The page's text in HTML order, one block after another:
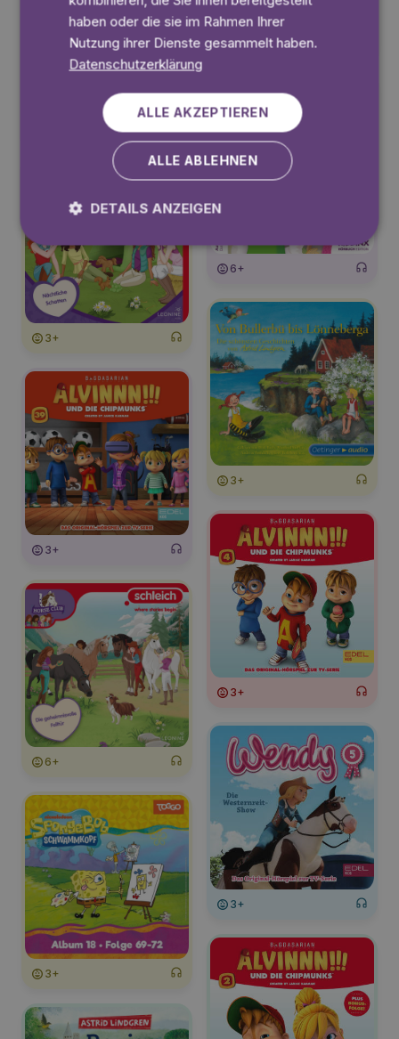
3+
6+
3+
3+
3+
3+
6+
3+
3+
haben oder die sie im Rahmen Ihrer
Nutzung ihrer Dienste gesammelt haben.
Datenschutzerklärung
ALLE AKZEPTIEREN
ALLE ABLEHNEN
DETAILS ANZEIGEN